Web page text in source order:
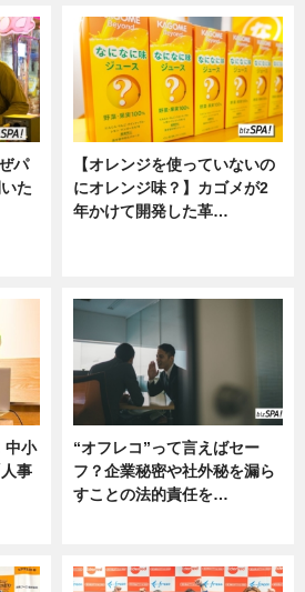
パ
た
【オレンジを使っていないの
にオレンジ味？】カゴメが2
年かけて開発した革…
中小
事
“オフレコ”って言えばセー
フ？企業秘密や社外秘を漏ら
すことの法的責任を…